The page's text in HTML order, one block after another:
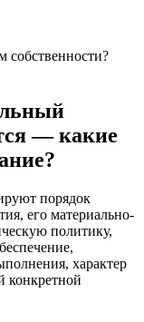
собственности?
— какие
порядок
его материально-
политику,
характер
конкретной